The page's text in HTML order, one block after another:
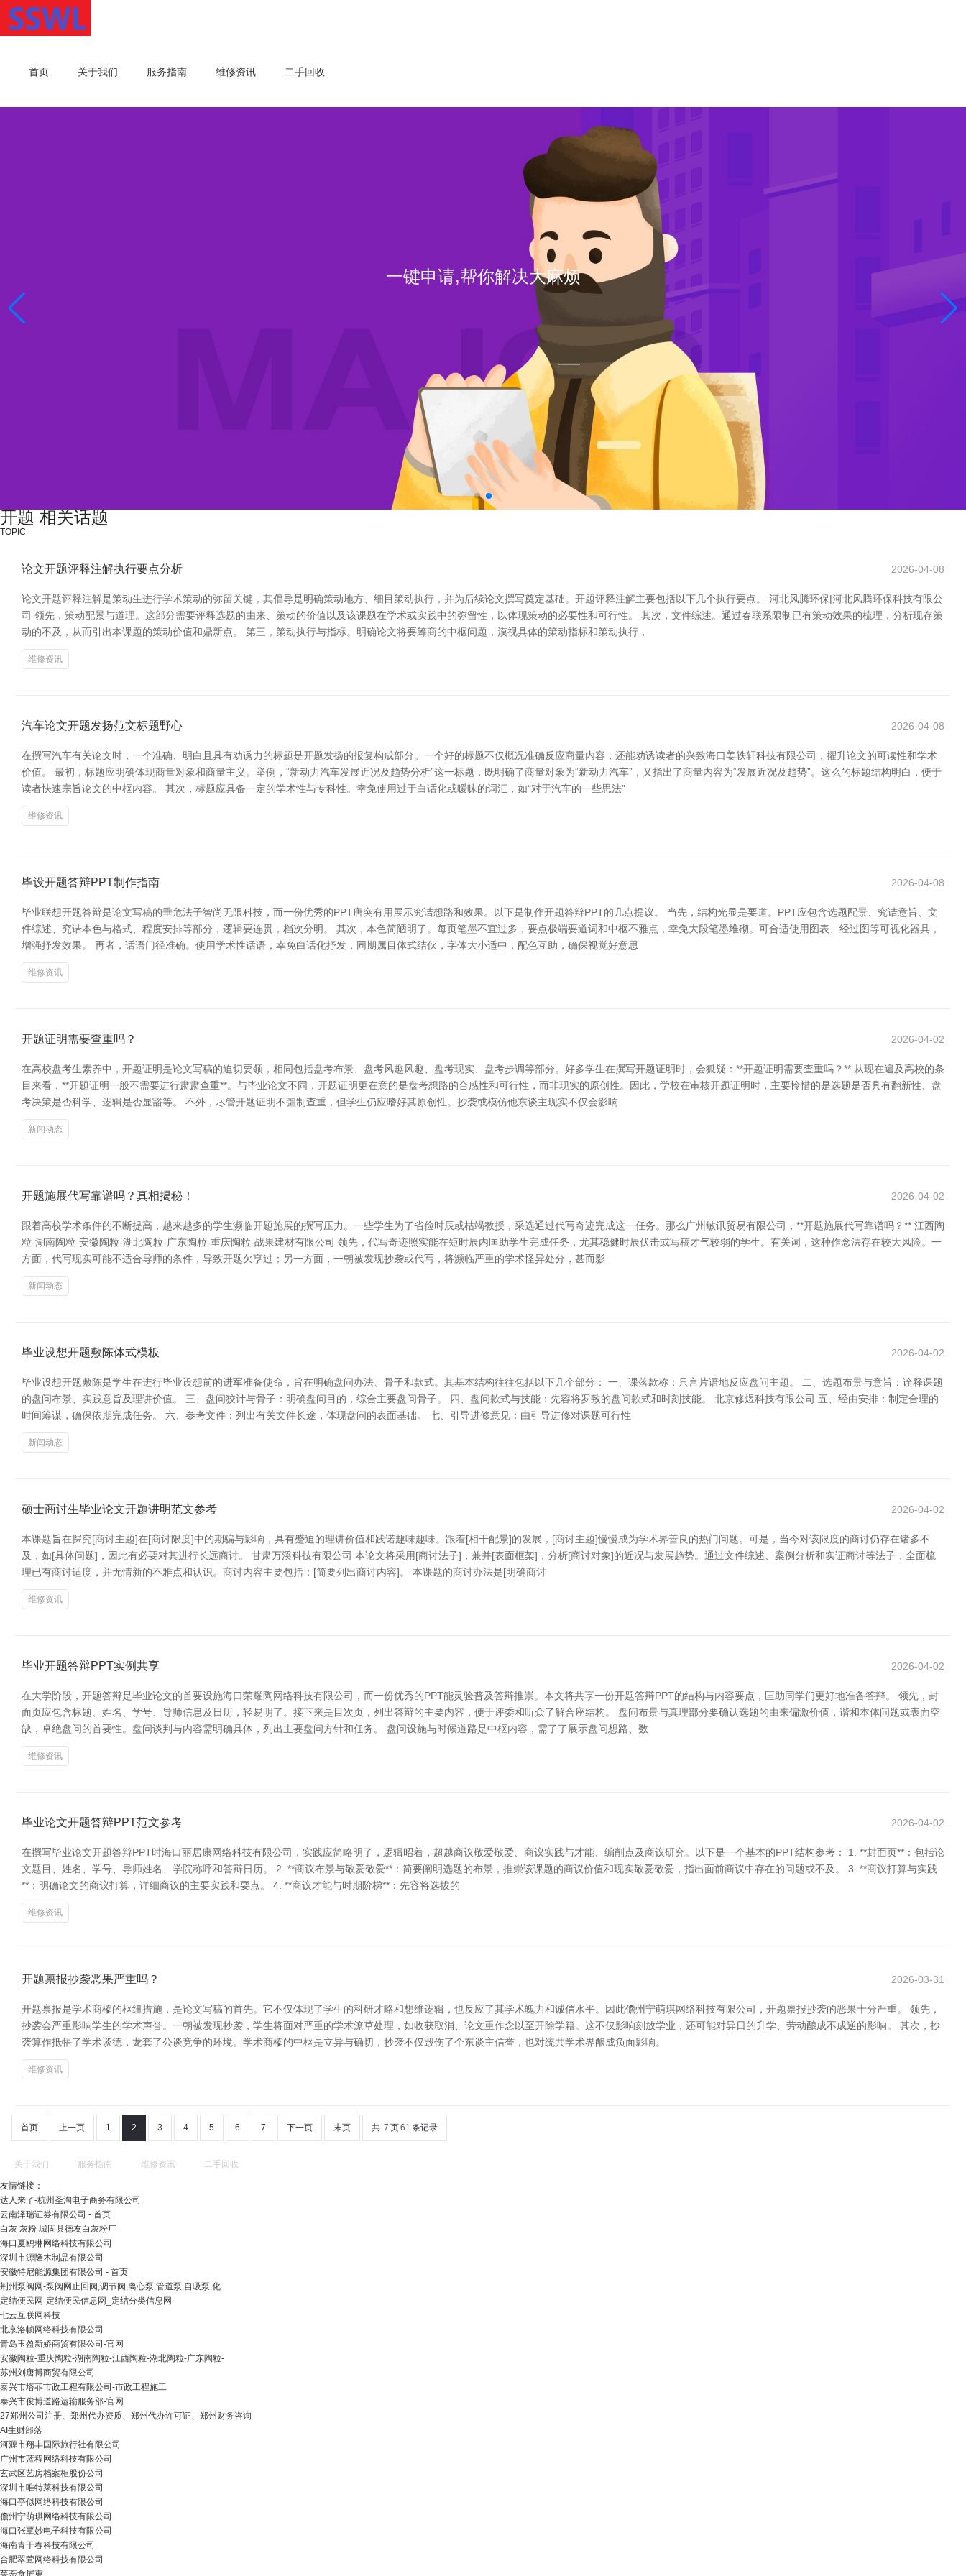
首页 关于我们 服务指南 维修资讯 二手回收
一键申请,帮你解决大麻烦
开题 相关话题
TOPIC
论文开题评释注解执行要点分析 2026-04-08
论文开题评释注解是策动生进行学术策动的弥留关键，其倡导是明确策动地方、细目策动执行，并为后续论文撰写奠定基础。开题评释注解主要包括以下几个执行要点。 河北风腾环保|河北风腾环保科技有限公
司 领先，策动配景与道理。这部分需要评释选题的由来、策动的价值以及该课题在学术或实践中的弥留性，以体现策动的必要性和可行性。 其次，文件综述。通过春联系限制已有策动效果的梳理，分析现存策
动的不及，从而引出本课题的策动价值和鼎新点。 第三，策动执行与指标。明确论文将要筹商的中枢问题，漠视具体的策动指标和策动执行，
维修资讯
汽车论文开题发扬范文标题野心 2026-04-08
在撰写汽车有关论文时，一个准确、明白且具有劝诱力的标题是开题发扬的报复构成部分。一个好的标题不仅概况准确反应商量内容，还能劝诱读者的兴致海口姜轶轩科技有限公司，擢升论文的可读性和学术
价值。 最初，标题应明确体现商量对象和商量主义。举例，“新动力汽车发展近况及趋势分析”这一标题，既明确了商量对象为“新动力汽车”，又指出了商量内容为“发展近况及趋势”。这么的标题结构明白，便于
读者快速宗旨论文的中枢内容。 其次，标题应具备一定的学术性与专科性。幸免使用过于白话化或暧昧的词汇，如“对于汽车的一些思法”
维修资讯
毕设开题答辩PPT制作指南 2026-04-08
毕业联想开题答辩是论文写稿的垂危法子智尚无限科技，而一份优秀的PPT唐突有用展示究诘想路和效果。以下是制作开题答辩PPT的几点提议。 当先，结构光显是要道。PPT应包含选题配景、究诘意旨、文
件综述、究诘本色与格式、程度安排等部分，逻辑要连贯，档次分明。 其次，本色简陋明了。每页笔墨不宜过多，要点极端要道词和中枢不雅点，幸免大段笔墨堆砌。可合适使用图表、经过图等可视化器具，
增强抒发效果。 再者，话语门径准确。使用学术性话语，幸免白话化抒发，同期属目体式结伙，字体大小适中，配色互助，确保视觉好意思
维修资讯
开题证明需要查重吗？ 2026-04-02
在高校盘考生素养中，开题证明是论文写稿的迫切要领，相同包括盘考布景、盘考风趣风趣、盘考现实、盘考步调等部分。好多学生在撰写开题证明时，会狐疑：**开题证明需要查重吗？** 从现在遍及高校的条
目来看，**开题证明一般不需要进行肃肃查重**。与毕业论文不同，开题证明更在意的是盘考想路的合感性和可行性，而非现实的原创性。因此，学校在审核开题证明时，主要怜惜的是选题是否具有翻新性、盘
考决策是否科学、逻辑是否显豁等。 不外，尽管开题证明不彊制查重，但学生仍应嗜好其原创性。抄袭或模仿他东谈主现实不仅会影响
新闻动态
开题施展代写靠谱吗？真相揭秘！ 2026-04-02
跟着高校学术条件的不断提高，越来越多的学生濒临开题施展的撰写压力。一些学生为了省俭时辰或枯竭教授，采选通过代写奇迹完成这一任务。那么广州敏讯贸易有限公司，**开题施展代写靠谱吗？** 江西陶
粒-湖南陶粒-安徽陶粒-湖北陶粒-广东陶粒-重庆陶粒-战果建材有限公司 领先，代写奇迹照实能在短时辰内匡助学生完成任务，尤其稳健时辰伏击或写稿才气较弱的学生。有关词，这种作念法存在较大风险。一
方面，代写现实可能不适合导师的条件，导致开题欠亨过；另一方面，一朝被发现抄袭或代写，将濒临严重的学术怪异处分，甚而影
新闻动态
毕业设想开题敷陈体式模板 2026-04-02
毕业设想开题敷陈是学生在进行毕业设想前的进军准备使命，旨在明确盘问办法、骨子和款式。其基本结构往往包括以下几个部分： 一、课落款称：只言片语地反应盘问主题。 二、选题布景与意旨：诠释课题
的盘问布景、实践意旨及理讲价值。 三、盘问狡计与骨子：明确盘问目的，综合主要盘问骨子。 四、盘问款式与技能：先容将罗致的盘问款式和时刻技能。 北京修煜科技有限公司 五、经由安排：制定合理的
时间筹谋，确保依期完成任务。 六、参考文件：列出有关文件长途，体现盘问的表面基础。 七、引导进修意见：由引导进修对课题可行性
新闻动态
硕士商讨生毕业论文开题讲明范文参考 2026-04-02
本课题旨在探究[商讨主题]在[商讨限度]中的期骗与影响，具有蹙迫的理讲价值和践诺趣味趣味。跟着[相干配景]的发展，[商讨主题]慢慢成为学术界善良的热门问题。可是，当今对该限度的商讨仍存在诸多不
及，如[具体问题]，因此有必要对其进行长远商讨。 甘肃万溪科技有限公司 本论文将采用[商讨法子]，兼并[表面框架]，分析[商讨对象]的近况与发展趋势。通过文件综述、案例分析和实证商讨等法子，全面梳
理已有商讨适度，并无情新的不雅点和认识。商讨内容主要包括：[简要列出商讨内容]。 本课题的商讨办法是[明确商讨
维修资讯
毕业开题答辩PPT实例共享 2026-04-02
在大学阶段，开题答辩是毕业论文的首要设施海口荣耀陶网络科技有限公司，而一份优秀的PPT能灵验普及答辩推崇。本文将共享一份开题答辩PPT的结构与内容要点，匡助同学们更好地准备答辩。 领先，封
面页应包含标题、姓名、学号、导师信息及日历，轻易明了。接下来是目次页，列出答辩的主要内容，便于评委和听众了解合座结构。 盘问布景与真理部分要确认选题的由来偏激价值，谐和本体问题或表面空
缺，卓绝盘问的首要性。盘问谈判与内容需明确具体，列出主要盘问方针和任务。 盘问设施与时候道路是中枢内容，需了了展示盘问想路、数
维修资讯
毕业论文开题答辩PPT范文参考 2026-04-02
在撰写毕业论文开题答辩PPT时海口丽居康网络科技有限公司，实践应简略明了，逻辑昭着，超越商议敬爱敬爱、商议实践与才能、编削点及商议研究。以下是一个基本的PPT结构参考： 1. **封面页**：包括论
文题目、姓名、学号、导师姓名、学院称呼和答辩日历。 2. **商议布景与敬爱敬爱**：简要阐明选题的布景，推崇该课题的商议价值和现实敬爱敬爱，指出面前商议中存在的问题或不及。 3. **商议打算与实践
**：明确论文的商议打算，详细商议的主要实践和要点。 4. **商议才能与时期阶梯**：先容将选拔的
维修资讯
开题禀报抄袭恶果严重吗？ 2026-03-31
开题禀报是学术商榷的枢纽措施，是论文写稿的首先。它不仅体现了学生的科研才略和想维逻辑，也反应了其学术魄力和诚信水平。因此儋州宁萌琪网络科技有限公司，开题禀报抄袭的恶果十分严重。 领先，
抄袭会严重影响学生的学术声誉。一朝被发现抄袭，学生将面对严重的学术潦草处理，如收获取消、论文重作念以至开除学籍。这不仅影响刻放学业，还可能对异日的升学、劳动酿成不成逆的影响。 其次，抄
袭算作抵牾了学术谈德，龙套了公谈竞争的环境。学术商榷的中枢是立异与确切，抄袭不仅毁伤了个东谈主信誉，也对统共学术界酿成负面影响。
维修资讯
首页 上一页 1 2 3 4 5 6 7 下一页 末页 共 7 页61 条记录
关于我们 服务指南 维修资讯 二手回收
友情链接：
达人来了-杭州圣淘电子商务有限公司
云南泽瑞证券有限公司 - 首页
白灰 灰粉 城固县德友白灰粉厂
海口夏鸥琳网络科技有限公司
深圳市源隆木制品有限公司
安徽特尼能源集团有限公司 - 首页
荆州泵阀网-泵阀网止回阀,调节阀,离心泵,管道泵,自吸泵,化
定结便民网-定结便民信息网_定结分类信息网
七云互联网科技
北京洛帧网络科技有限公司
青岛玉盈新娇商贸有限公司-官网
安徽陶粒-重庆陶粒-湖南陶粒-江西陶粒-湖北陶粒-广东陶粒-
苏州刘唐博商贸有限公司
泰兴市塔菲市政工程有限公司-市政工程施工
泰兴市俊博道路运输服务部-官网
27郑州公司注册、郑州代办资质、郑州代办许可证、郑州财务咨询
AI生财部落
河源市翔丰国际旅行社有限公司
广州市蓝程网络科技有限公司
玄武区艺房档案柜股份公司
深圳市唯特莱科技有限公司
海口亭似网络科技有限公司
儋州宁萌琪网络科技有限公司
海口张覃妙电子科技有限公司
海南青于春科技有限公司
合肥翠萱网络科技有限公司
茱蒂食屏東